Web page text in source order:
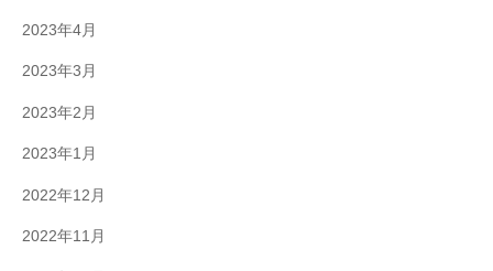
2023年4月
2023年3月
2023年2月
2023年1月
2022年12月
2022年11月